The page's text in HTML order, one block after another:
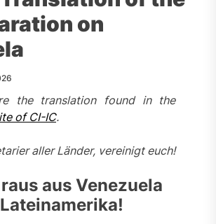
on
the translation found in the
of CI-IC.
aller Länder, vereinigt euch!
aus Venezuela